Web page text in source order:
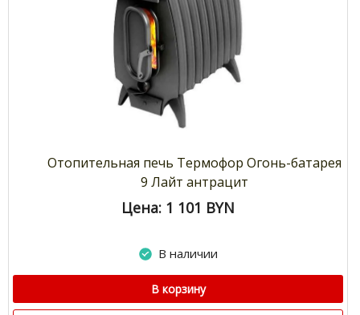
Отопительная печь Термофор Огонь-батарея
9 Лайт антрацит
Цена: 1 101 BYN
В наличии
В корзину